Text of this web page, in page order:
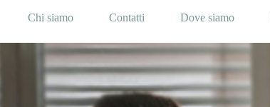
Chi siamo Contatti Dove siamo